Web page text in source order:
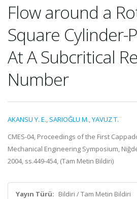
Flow around a
Square Cylinder-
At A Subcritical
Number
AKANSU Y. E., SARIOĞLU M.,YAVUZ T.
CMES-04, Proceedings of the First
Mechanical Engineering Symposium,
2004, ss.449-454, (Tam Metin Bildiri)
Yayın Türü: Bildiri / Tam Metin Bildiri